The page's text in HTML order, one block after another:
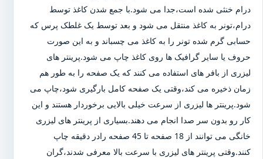
درام خنثی شده است،جدا می شود.با جمع شدن کاغذ توسط
درام،تونر به کاغذ منتقل می شود و بعد توسط یک غلطک پرس که
حسابی گرم شده تونر را به کاغذ می چسباند و به این صورت
حروف یا سایر گرافیک ها روی کاغذ چاپ می شود.پرینتر های
لیزری از بافر های استفاده می کنند که یک صفحه را به طور هم
زمان ذخیره می کند،وقتی یک صفحه کامل بارگیری شود،چاپ می
شود.پرینتر ها لیزری از سرعت خیلی بالایی برخوردار هستند و این
کار رو بدون سر صدا انجام می دهند.بسیاری از پرینتر های لیزری
خانگی می توانند از 18 صفحه تا 45 صفحه رادر دقیقه چاپ
کنند.وقتی پرینتر های لیزری با سرعت بالا معرفی شدند،گران